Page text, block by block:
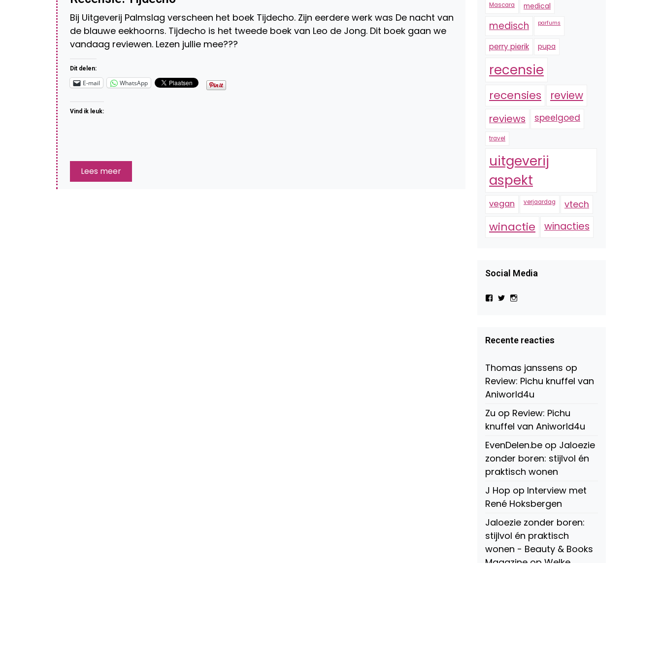
Bij Uitgeverij Palmslag verscheen het boek Tijdecho. Zijn eerdere werk was De nacht van
de blauwe eekhoorns. Tijdecho is het tweede boek van Leo de Jong. Dit boek gaan we
vandaag reviewen. Lezen jullie mee???
Dit delen:
E-mail WhatsApp
Vind ik leuk:
Lees meer
Mascara medical
medisch parfums
perry pierik pupa
recensie
recensies review
reviews speelgoed
travel
uitgeverij
aspekt
vegan verjaardag vtech
winactie winacties
Social Media
Bekijk
Beauty-
147775071915783/?
Facebook
Bekijk
op
Twitter
op
Instagram
Recente reacties
Thomas janssens op
Review: Pichu knuffel van
Aniworld4u
Zu op Review: Pichu
knuffel van Aniworld4u
EvenDelen.be op Jaloezie
zonder boren: stijlvol én
praktisch wonen
J Hop op Interview met
René Hoksbergen
Jaloezie zonder boren:
stijlvol én praktisch
wonen - Beauty & Books
Magazine op Welke